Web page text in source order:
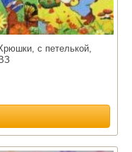
с петелькой,